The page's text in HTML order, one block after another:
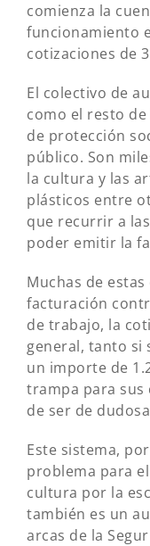
comienza la
funcionamiento
cotizaciones de
El colectivo de
como el resto
de protección
público. Son
la cultura y las
plásticos entre
que recurrir a
poder emitir la
Muchas de
facturación
de trabajo, la
general, tanto si
un importe de
trampa para sus
de ser de
Este sistema,
problema para
cultura por la
también es un
arcas de la